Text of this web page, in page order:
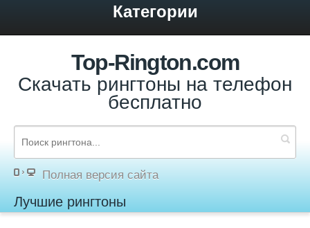
Категории
Top-Rington.com
Скачать рингтоны на телефон
бесплатно
Полная версия сайта
Лучшие рингтоны